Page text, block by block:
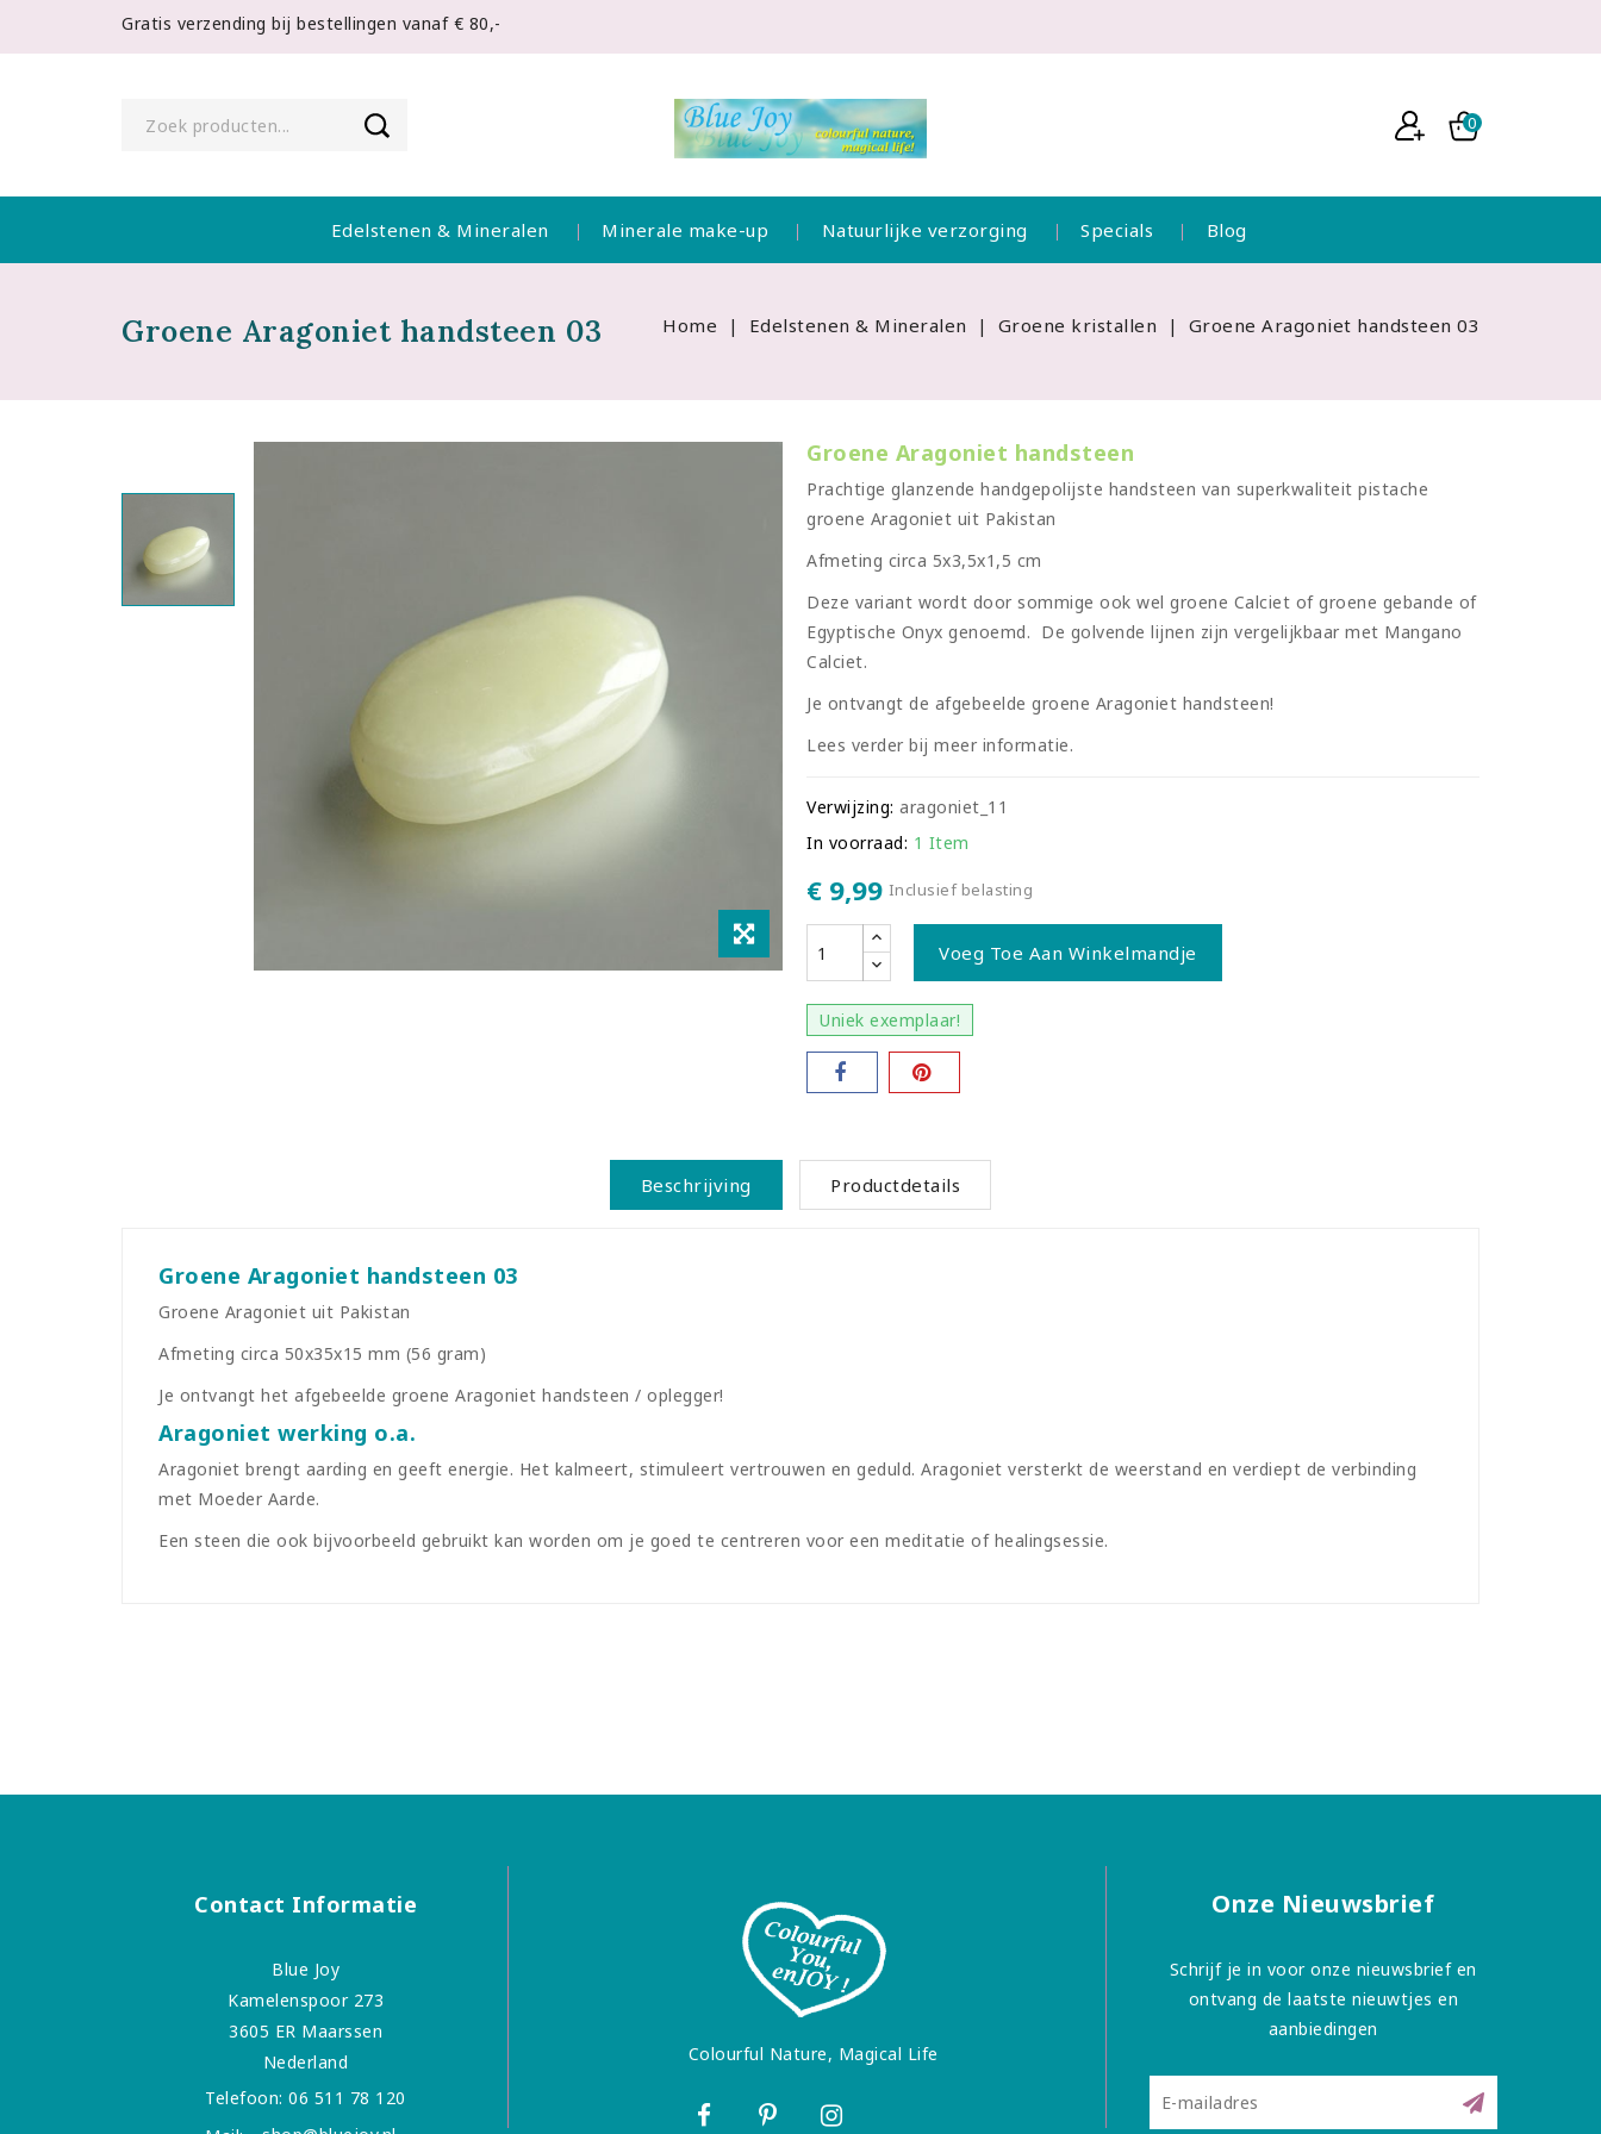
Gratis verzending bij bestellingen vanaf € 80,-
0
Edelstenen & Mineralen Minerale make-up Natuurlijke verzorging Specials Blog
Groene Aragoniet handsteen 03 Home Edelstenen & Mineralen Groene kristallen Groene Aragoniet handsteen 03
Groene Aragoniet handsteen
Prachtige glanzende handgepolijste handsteen van superkwaliteit pistache
groene Aragoniet uit Pakistan
Afmeting circa 5x3,5x1,5 cm
Deze variant wordt door sommige ook wel groene Calciet of groene gebande of
Egyptische Onyx genoemd. De golvende lijnen zijn vergelijkbaar met Mangano
Calciet.
Je ontvangt de afgebeelde groene Aragoniet handsteen!
Lees verder bij meer informatie.
Verwijzing: aragoniet_11
In voorraad: 1 Item
€ 9,99 Inclusief belasting
Voeg Toe Aan Winkelmandje
Uniek exemplaar!
Beschrijving Productdetails
Groene Aragoniet handsteen 03
Groene Aragoniet uit Pakistan
Afmeting circa 50x35x15 mm (56 gram)
Je ontvangt het afgebeelde groene Aragoniet handsteen / oplegger!
Aragoniet werking o.a.
Aragoniet brengt aarding en geeft energie. Het kalmeert, stimuleert vertrouwen en geduld. Aragoniet versterkt de weerstand en verdiept de verbinding
met Moeder Aarde.
Een steen die ook bijvoorbeeld gebruikt kan worden om je goed te centreren voor een meditatie of healingsessie.
Colourful Nature, Magical Life
Onze Nieuwsbrief
Schrijf je in voor onze nieuwsbrief en
ontvang de laatste nieuwtjes en
aanbiedingen
Contact Informatie
Blue Joy
Kamelenspoor 273
3605 ER Maarssen
Nederland
Telefoon:06 511 78 120